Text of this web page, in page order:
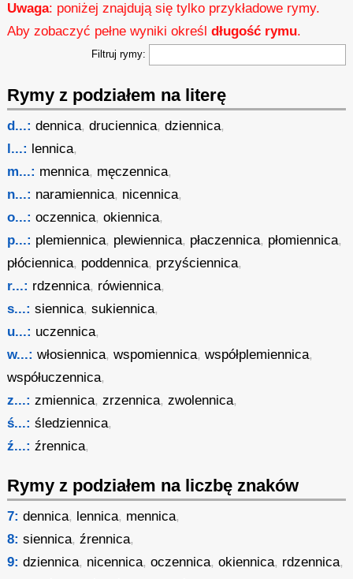
Uwaga: poniżej znajdują się tylko przykładowe rymy.
Aby zobaczyć pełne wyniki określdługość rymu.
Filtruj rymy:
Rymy z podziałem na literę
d...: dennica,druciennica,dziennica,
l...: lennica,
m...: mennica, męczennica,
n...: naramiennica, nicennica,
o...: oczennica,okiennica,
p...: plemiennica, plewiennica, płaczennica, płomiennica,
płóciennica, poddennica, przyściennica,
r...: rdzennica, rówiennica,
s...: siennica,sukiennica,
u...: uczennica,
w...: włosiennica,wspomiennica,współplemiennica,
współuczennica,
z...: zmiennica,zrzennica,zwolennica,
ś...: śledziennica,
ź...: źrennica,
Rymy z podziałem na liczbę znaków
7: dennica, lennica, mennica,
8: siennica,źrennica,
9: dziennica, nicennica,oczennica,okiennica, rdzennica,